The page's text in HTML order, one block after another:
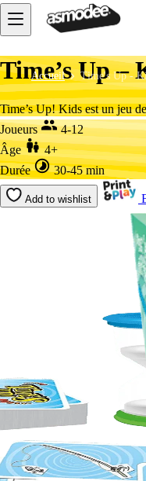
Accueil Time's Up -
Time’s Up –
Time’s Up! Kids est un jeu
Joueurs
4-12
Âge
4+
Durée
30-45 min
Add to wishlist